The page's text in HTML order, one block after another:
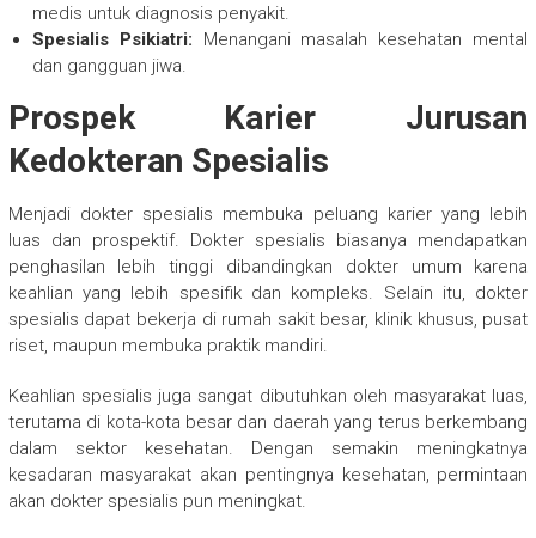
medis untuk diagnosis penyakit.
Spesialis Psikiatri: Menangani masalah kesehatan mental
dan gangguan jiwa.
Prospek Karier Jurusan
Kedokteran Spesialis
Menjadi dokter spesialis membuka peluang karier yang lebih
luas dan prospektif. Dokter spesialis biasanya mendapatkan
penghasilan lebih tinggi dibandingkan dokter umum karena
keahlian yang lebih spesifik dan kompleks. Selain itu, dokter
spesialis dapat bekerja di rumah sakit besar, klinik khusus, pusat
riset, maupun membuka praktik mandiri.
Keahlian spesialis juga sangat dibutuhkan oleh masyarakat luas,
terutama di kota-kota besar dan daerah yang terus berkembang
dalam sektor kesehatan. Dengan semakin meningkatnya
kesadaran masyarakat akan pentingnya kesehatan, permintaan
akan dokter spesialis pun meningkat.